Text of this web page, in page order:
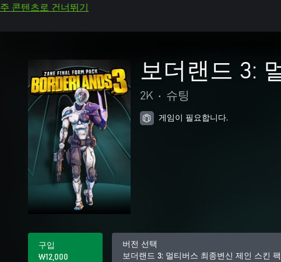
주 콘텐츠로 건너뛰기
보더랜드 3:
2K • 슈팅
게임이 필요합니다.
구입
₩12,000
버전 선택
보더랜드 3: 멀티버스 최종변신 제인 스킨 팩